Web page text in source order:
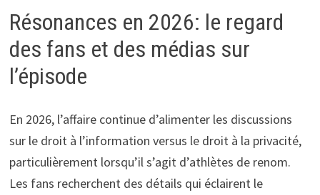
Résonances en 2026: le regard
des fans et des médias sur
l’épisode
En 2026, l’affaire continue d’alimenter les discussions
sur le droit à l’information versus le droit à la privacité,
particulièrement lorsqu’il s’agit d’athlètes de renom.
Les fans recherchent des détails qui éclairent le